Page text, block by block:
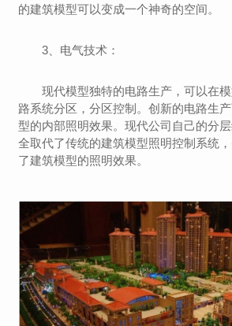
的建筑模型可以变成一个神奇的空间。
3、电气技术：
现代模型独特的电路生产，可以在
路系统分区，分区控制。创新的电路生
型的内部照明效果。现代公司自己的分
全取代了传统的建筑模型照明控制系统
了建筑模型的照明效果。